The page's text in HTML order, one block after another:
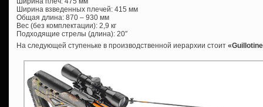
Ширина взведенных плечей: 415 мм
Общая длина: 870 – 930 мм
Вес (без комплектации): 2,9 кг
Подходящие стрелы (длина): 20″
На следующей ступеньке в производственной иерархии стоит «